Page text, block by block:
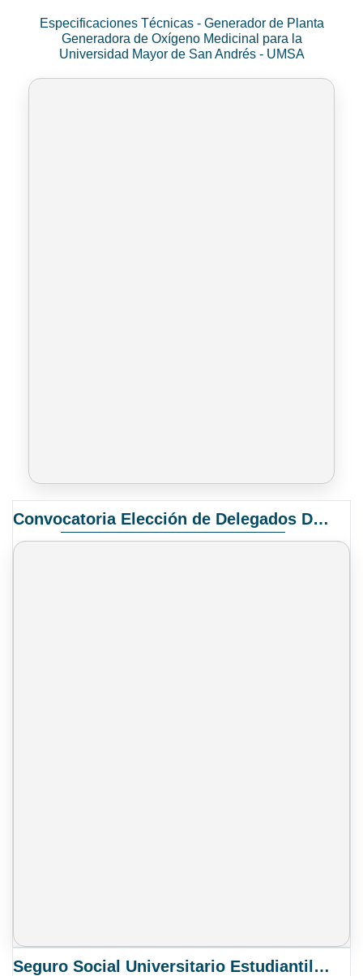
Especificaciones Técnicas - Generador de Planta
Generadora de Oxígeno Medicinal para la
Universidad Mayor de San Andrés - UMSA
Convocatoria Elección de Delegados Docentes para el XIV Congreso Nacional de Universidades
Seguro Social Universitario Estudiantil SSUE